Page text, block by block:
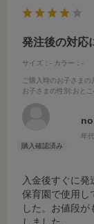
発注後の対応
サイズ：- カラー：-
ご購入時のお子さまの
お子さまの性別 :おと
年
入金後すぐに発
保育園で使用し
した。お値段